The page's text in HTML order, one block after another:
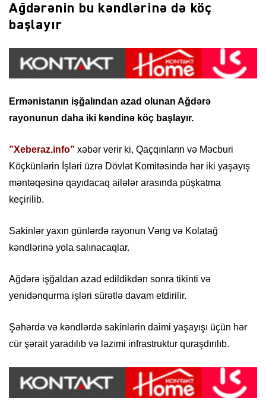
Ağdərənin bu kəndlərinə də köç
başlayır
Ermənistanın işğalından azad olunan Ağdərə
rayonunun daha iki kəndinə köç başlayır.
”Xeberaz.info” xəbər verir ki, Qaçqınların və Məcburi
Köçkünlərin İşləri üzrə Dövlət Komitəsində hər iki yaşayış
məntəqəsinə qayıdacaq ailələr arasında püşkatma
keçirilib.
Sakinlər yaxın günlərdə rayonun Vəng və Kolatağ
kəndlərinə yola salınacaqlar.
Ağdərə işğaldan azad edildikdən sonra tikinti və
yenidənqurma işləri sürətlə davam etdirilir.
Şəhərdə və kəndlərdə sakinlərin daimi yaşayışı üçün hər
cür şərait yaradılıb və lazımi infrastruktur quraşdırılıb.